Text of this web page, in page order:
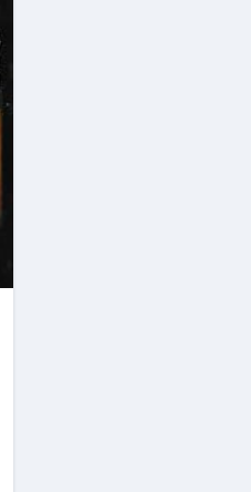
の関連性は？
」取り扱い開始＆リリース記
ン」がもらえる超お得アプリ
るのか？勘定科目・仕訳・
れが日本が残念な国にな
円を妄想シナリオ検証してみ
】一覧※YouTubeブログSNS
っかからないための方法 #投
売上をすぐに現金で受け取
可能な資金調達法3選！